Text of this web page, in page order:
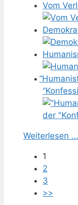
Vom
“
Weiterlesen ...
1
2
3
>>